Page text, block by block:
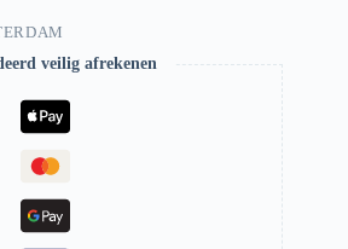
veilig afrekenen